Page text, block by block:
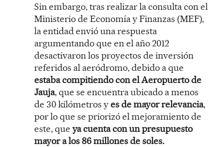
Sin embargo, tras realizar la consulta con el
Ministerio de Economía y Finanzas (MEF),
la entidad envió una respuesta
argumentando que en el año 2012
desactivaron los proyectos de inversión
referidos al aeródromo, debido a que
estaba compitiendo con el Aeropuerto de
Jauja, que se encuentra ubicado a menos
de 30 kilómetros yes de mayor relevancia,
por lo que se priorizó el mejoramiento de
este, que ya cuenta con un presupuesto
mayor a los 86 millones de soles.